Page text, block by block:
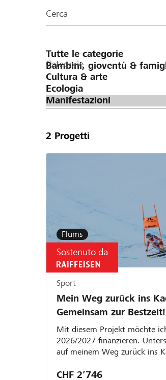
della
Cerca
Categorie
2 Progetti
Flums
Sostenuto da
Sport
Mein Weg zurück ins
Gemeinsam zur Bestzeit!
Mit diesem Projekt möchte
2026/2027 finanzieren.
auf meinem Weg zurück ins
CHF 2’746